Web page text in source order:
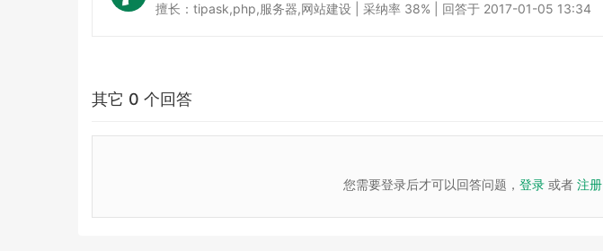
擅长：tipask,php,服务器,网站建设 | 采纳率 38% | 回答于 2017-01-05 13:34
其它 0 个回答
您需要登录后才可以回答问题， 登录或者 注册